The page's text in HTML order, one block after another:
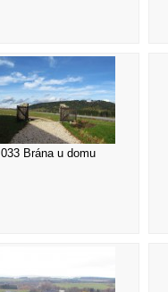
033 Brána u domu